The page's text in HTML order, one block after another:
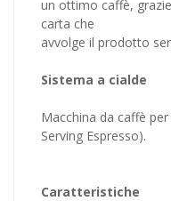
un ottimo caffè,
carta che
avvolge il prodotto
Sistema a cialde
Macchina da caffè per
Serving Espresso).
Caratteristiche